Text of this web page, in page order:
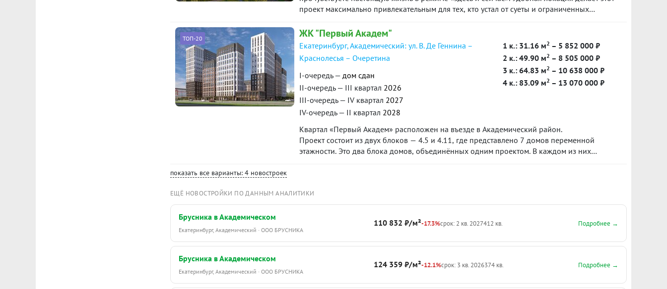
проект максимально привлекательным для тех, кто устал от суеты и ограниченных
уникальное экологически чистое окружение.
ТОП-20 ЖК "Первый Академ"
Екатеринбург, Академический: ул. В. Де Геннина –
Краснолесья – Очеретина
I-очередь — дом сдан
II-очередь — III квартал 2026
III-очередь — IV квартал 2027
IV-очередь — II квартал 2028
1 к.: 31.16 м2 – 5 852 000 ₽
2 к.: 49.90 м2 – 8 505 000 ₽
3 к.: 64.83 м2 – 10 638 000 ₽
4 к.: 83.09 м2 – 13 070 000 ₽
Квартал «Первый Академ» расположен на въезде в Академический район.
Проект состоит из двух блоков — 4.5 и 4.11, где представлено 7 домов переменной
этажности. Это два блока домов, объединённых одним проектом. В каждом из них
показать все варианты: 4 новостроек
ЕЩЁ НОВОСТРОЙКИ ПО ДАННЫМ АНАЛИТИКИ
Брусника в Академическом
Екатеринбург, Академический · ООО БРУСНИКА
110 832 ₽/м²-17.3%срок: 2 кв. 2027412 кв. Подробнее →
Брусника в Академическом
Екатеринбург, Академический · ООО БРУСНИКА
124 359 ₽/м²-12.1%срок: 3 кв. 2026374 кв. Подробнее →